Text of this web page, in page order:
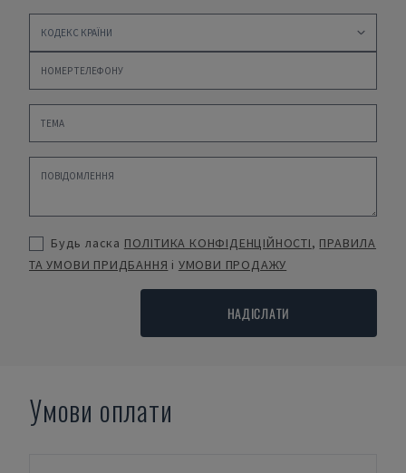
Будь ласка ПОЛІТИКА КОНФІДЕНЦІЙНОСТІ, ПРАВИЛА
ТА УМОВИ ПРИДБАННЯ і УМОВИ ПРОДАЖУ
НАДІСЛАТИ
Умови оплати